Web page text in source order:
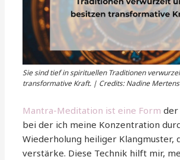
Sie sind tief in spirituellen Traditionen
transformative Kraft. | Credits: Nadine Mertens
Mantra-Meditation ist eine Form der
bei der ich meine Konzentration
Wiederholung heiliger Klangmuster,
verstärke. Diese Technik hilft mir,